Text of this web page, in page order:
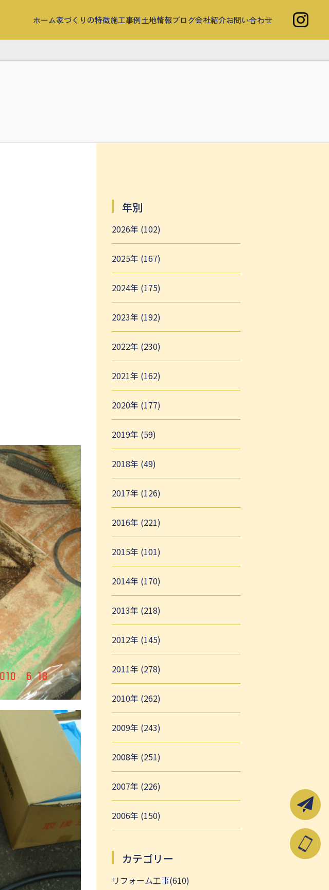
ホーム家づくりの特徴施工事例土地情報ブログ会社紹介お問い合わせ
年別
2026年 (102)
2025年 (167)
2024年 (175)
2023年 (192)
2022年 (230)
2021年 (162)
2020年 (177)
2019年 (59)
2018年 (49)
2017年 (126)
2016年 (221)
2015年 (101)
2014年 (170)
2013年 (218)
2012年 (145)
2011年 (278)
2010年 (262)
2009年 (243)
2008年 (251)
2007年 (226)
2006年 (150)
カテゴリー
リフォーム工事(610)